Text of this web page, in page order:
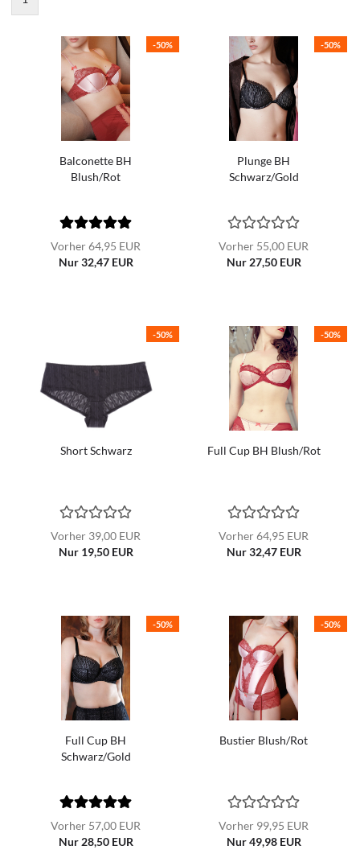
-50%
Balconette BH
Blush/Rot
Vorher 64,95 EUR
Nur 32,47 EUR
-50%
Plunge BH
Schwarz/Gold
Vorher 55,00 EUR
Nur 27,50 EUR
-50%
Short Schwarz
Vorher 39,00 EUR
Nur 19,50 EUR
-50%
Full Cup BH Blush/Rot
Vorher 64,95 EUR
Nur 32,47 EUR
-50%
Full Cup BH
Schwarz/Gold
Vorher 57,00 EUR
Nur 28,50 EUR
-50%
Bustier Blush/Rot
Vorher 99,95 EUR
Nur 49,98 EUR